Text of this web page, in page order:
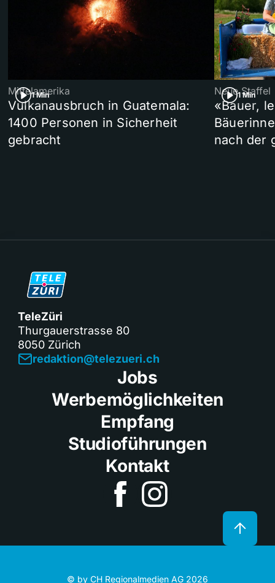
1 Min
Mittelamerika
Vulkanausbruch in Guatemala:
1400 Personen in Sicherheit
gebracht
1 Min
Neue Staffel
«Bauer,
nach der
TeleZüri
Thurgauerstrasse 80
8050 Zürich
redaktion@telezueri.ch
Jobs
Werbemöglichkeiten
Empfang
Studioführungen
Kontakt
© by CH Regionalmedien AG 2026